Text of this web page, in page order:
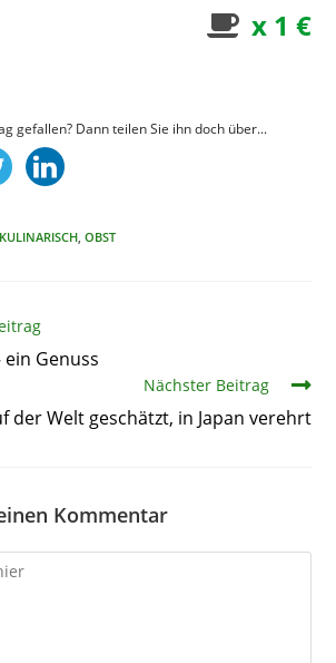
x 1 €
gefallen? Dann teilen Sie ihn doch über...
KULINARISCH, OBST
ein Genuss
Nächster Beitrag
der Welt geschätzt, in Japan verehrt
Kommentar